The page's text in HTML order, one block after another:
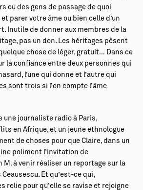
ou des gens de passage de quoi
parer votre âme ou bien celle d’un
Inutile de donner aux membres de la
pas un don. Les héritages pèsent
chose de léger, gratuit… Dans ce
la confiance entre deux personnes qui
l’une qui donne et l’autre qui
sont trois si l’on compte l’âme
une journaliste radio à Paris,
en Afrique, et un jeune ethnologue
de choses pour que Claire, dans un
poliment l’invitation de
M. à venir réaliser un reportage sur la
Ceausescu. Et qu’est-ce qui,
relie pour qu’elle se ravise et rejoigne